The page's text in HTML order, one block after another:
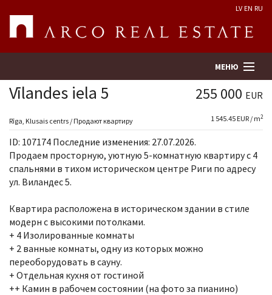
LV EN RU
МЕНЮ
Поиск
Оценка недвижимости
Предприятие
Услуги
Kонтакты
Vīlandes iela 5 255 000 EUR
Rīga, Klusais centrs / Продают квартиру 1 545.45 EUR / m2
ID: 107174 Последние изменения: 27.07.2026.
Продаем просторную, уютную 5-комнатную квартиру с 4
спальнями в тихом историческом центре Риги по адресу
ул. Виландес 5.
Квартира расположена в историческом здании в стиле
модерн с высокими потолками.
+ 4 Изолированные комнаты
+ 2 ванные комнаты, одну из которых можно
переоборудовать в сауну.
+ Отдельная кухня от гостиной
++ Камин в рабочем состоянии (на фото за пианино)